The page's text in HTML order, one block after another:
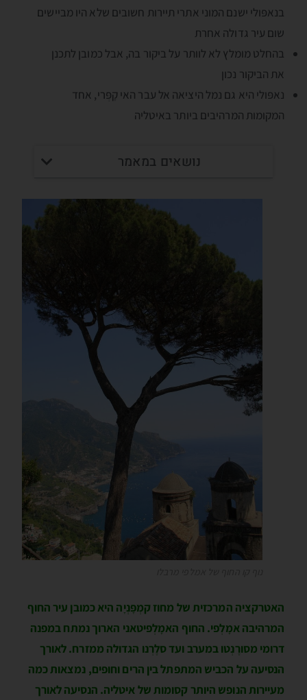
בנאפּולי ישנם המוני אתרי תיירות חשובים שלא היו מביישים
שום עיר גדולה אחרת
בהחלט מומלץ לא לוותר על ביקור בה, אבל כמובן לתכנן
את הביקור נכון
נאפּולי היא גם נמל היציאה אל עבר האי קָפְּרי, אחד
המקומות המרהיבים ביותר באיטליה
נושאים במאמר
האטרקציה המרכזית של מחוז קמְפָּנְיָה היא כמובן עיר החוף
המרהיבה אמָלְפי. החוף האמָלְפיטאני הארוך נמתח במפנה
דרומי מסורֶנְטו במערב ועד סלֶרְנו הגדולה ממזרח. לאורך
הנסיעה על הכביש המתפתל בין הרים וחופים, נמצאות כמה
מעיירות הנופש היותר קסומות של איטליה. הנסיעה לאורך